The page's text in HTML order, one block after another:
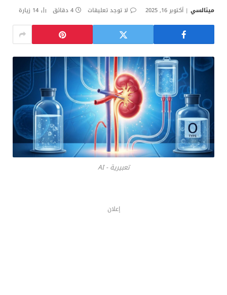
ميتالسي أكتوبر 16, 2025 لا توجد تعليقات 4 دقائق 14 زيارة
تعبيرية - AI
إعلان